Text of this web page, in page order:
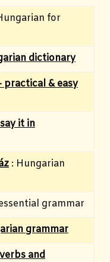
for
dictionary
practical & easy
it in
: Hungarian
grammar
grammar
and